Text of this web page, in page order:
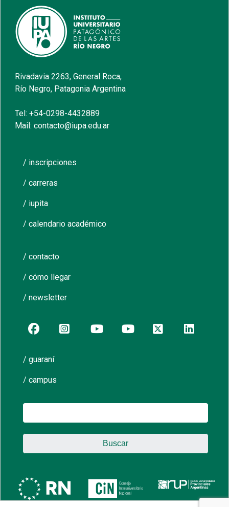
Rivadavia 2263, General Roca,
Río Negro, Patagonia Argentina
Tel: +54-0298-4432889
Mail: contacto@iupa.edu.ar
/ inscripciones
/ carreras
/ iupita
/ calendario académico
/ contacto
/ cómo llegar
/ newsletter
/ guaraní
/ campus
Buscar: